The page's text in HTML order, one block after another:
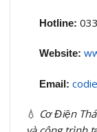
Hotline:
Website:
Email:
💧 Cơ Điện